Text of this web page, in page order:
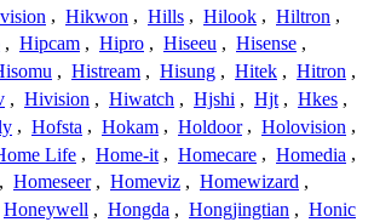
, Hikwon , Hills , Hilook , Hiltron ,
, Hipcam , Hipro , Hiseeu , Hisense ,
, Histream , Hisung , Hitek , Hitron ,
, Hivision , Hiwatch , Hjshi , Hjt , Hkes ,
, Hofsta , Hokam , Holdoor , Holovision ,
Life , Home-it , Homecare , Homedia ,
, Homeseer , Homeviz , Homewizard ,
Honeywell , Hongda , Hongjingtian , Honic